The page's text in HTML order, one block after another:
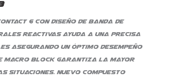
$ 2.324.448.
6 con diseño de banda de
reactivas ayuda a una precisa
asegurando un óptimo desempeño
Macro Block garantiza la mayor
situaciones. Nuevo compuesto